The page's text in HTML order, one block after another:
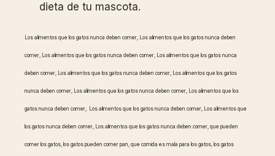
dieta de tu mascota.
Los alimentos que los gatos nunca deben comer, Los alimentos que los gatos nunca deben
comer, Los alimentos que los gatos nunca deben comer, Los alimentos que los gatos nunca
deben comer, Los alimentos que los gatos nunca deben comer, Los alimentos que los gatos
nunca deben comer, Los alimentos que los gatos nunca deben comer, Los alimentos que los
gatos nunca deben comer, Los alimentos que los gatos nunca deben comer, Los alimentos que
los gatos nunca deben comer, Los alimentos que los gatos nunca deben comer, que pueden
comer los gatos, los gatos pueden comer pan, que comida es mala para los gatos, los gatos